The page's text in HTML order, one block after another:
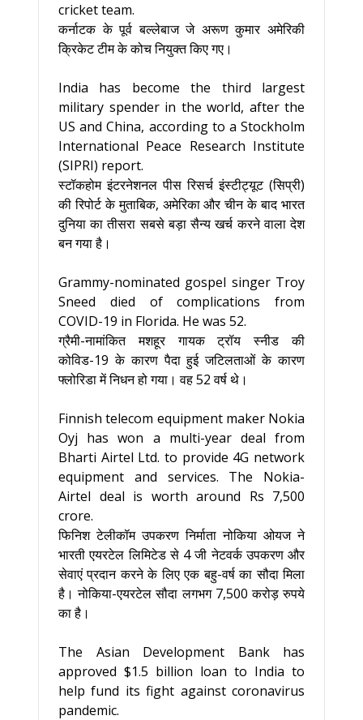
cricket team.
कर्नाटक के पूर्व बल्लेबाज जे अरूण कुमार अमेरिकी
क्रिकेट टीम के कोच नियुक्त किए गए।
India has become the third largest
military spender in the world, after the
US and China, according to a Stockholm
International Peace Research Institute
(SIPRI) report.
स्टॉकहोम इंटरनेशनल पीस रिसर्च इंस्टीट्यूट (सिप्री)
की रिपोर्ट के मुताबिक, अमेरिका और चीन के बाद भारत
दुनिया का तीसरा सबसे बड़ा सैन्य खर्च करने वाला देश
बन गया है।
Grammy-nominated gospel singer Troy
Sneed died of complications from
COVID-19 in Florida. He was 52.
ग्रैमी-नामांकित मशहूर गायक ट्रॉय स्नीड की
कोविड-19 के कारण पैदा हुई जटिलताओं के कारण
फ्लोरिडा में निधन हो गया। वह 52 वर्ष थे।
Finnish telecom equipment maker Nokia
Oyj has won a multi-year deal from
Bharti Airtel Ltd. to provide 4G network
equipment and services. The Nokia-
Airtel deal is worth around Rs 7,500
crore.
फिनिश टेलीकॉम उपकरण निर्माता नोकिया ओयज ने
भारती एयरटेल लिमिटेड से 4 जी नेटवर्क उपकरण और
सेवाएं प्रदान करने के लिए एक बहु-वर्ष का सौदा मिला
है। नोकिया-एयरटेल सौदा लगभग 7,500 करोड़ रुपये
का है।
The Asian Development Bank has
approved $1.5 billion loan to India to
help fund its fight against coronavirus
pandemic.